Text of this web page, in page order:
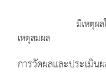
มีเหตุผลในการส
เหตุสมผล
การวัดผลและประเมิน